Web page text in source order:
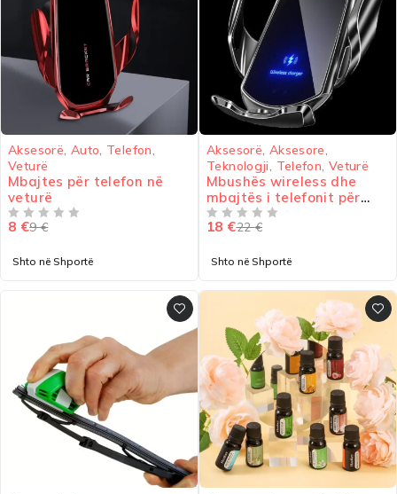
Aksesorë Auto Telefon
Veturë
Mbajtes për telefon në
veturë
9€
8 €
Shto në Shportë
Aksesorë Aksesore
Teknologji
Telefon Veturë
Mbushës wireless dhe
mbajtës i telefonit për
veturë
22€
18 €
Shto në Shportë